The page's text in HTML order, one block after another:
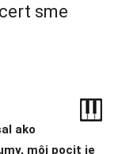
sme
ako
môj pocit je